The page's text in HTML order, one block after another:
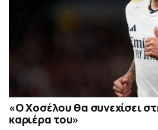
«Ο Χοσέλου θα συνεχίσει
καριέρα του»